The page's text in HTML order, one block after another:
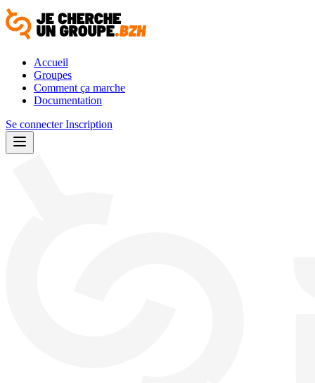
Accueil
Groupes
Comment ça marche
Documentation
Se connecterInscription